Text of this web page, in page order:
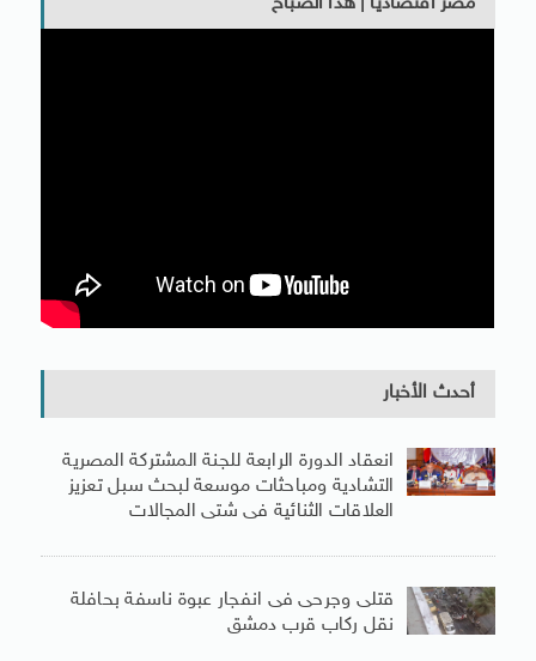
أحدث الأخبار
انعقاد الدورة الرابعة للجنة المشتركة المصرية
التشادية ومباحثات موسعة لبحث سبل تعزيز
العلاقات الثنائية فى شتى المجالات
قتلى وجرحى فى انفجار عبوة ناسفة بحافلة
نقل ركاب قرب دمشق